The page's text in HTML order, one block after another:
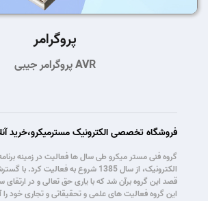
پروگرامر
پروگرامر جیبی AVR
فروشگاه تخصصی الکترونیک مسترمیکرو،خرید
گروه فنی مستر میکرو طی سال ها فعالیت در زمینه
الکترونیک، از سال 1385 شروع به فعالیت
قصد این گروه برآن شد که با یاری حق تعالی و در
این گروه فعالیت های علمی و تحقیقاتی و تجاری خود را